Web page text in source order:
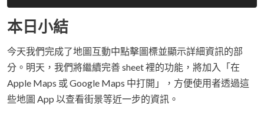
本日小結
今天我們完成了地圖互動中點擊圖標並顯示詳細資訊的部
分。明天，我們將繼續完善 sheet 裡的功能，將加入「在
Apple Maps 或 Google Maps 中打開」，方便使用者透過這
些地圖 App 以查看街景等近一步的資訊。